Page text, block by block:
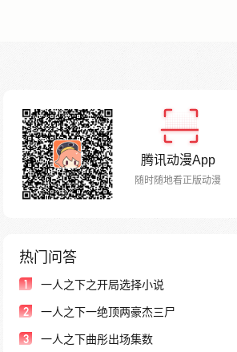
腾讯动漫App
随时随地看正版动漫
热门问答
1 一人之下之开局选择小说
2 一人之下一绝顶两豪杰三尸
3 一人之下曲彤出场集数